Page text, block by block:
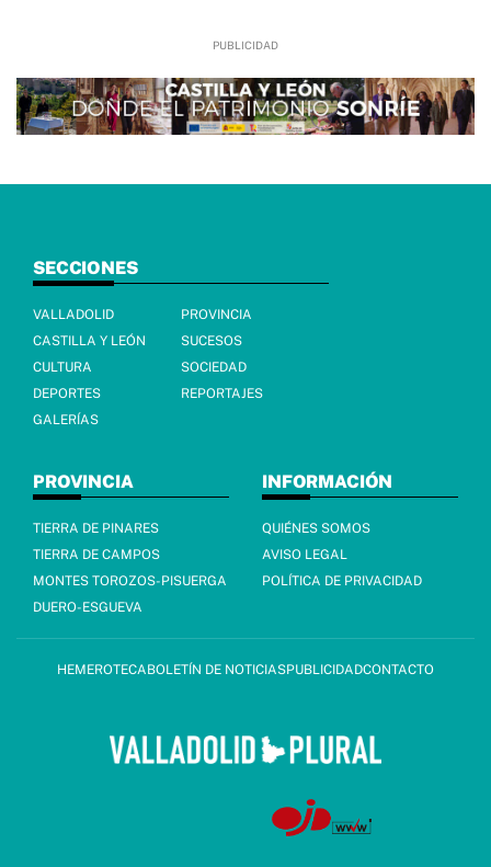
SECCIONES
VALLADOLID
PROVINCIA
CASTILLA Y LEÓN
SUCESOS
CULTURA
SOCIEDAD
DEPORTES
REPORTAJES
GALERÍAS
PROVINCIA
TIERRA DE PINARES
TIERRA DE CAMPOS
MONTES TOROZOS-PISUERGA
DUERO-ESGUEVA
INFORMACIÓN
QUIÉNES SOMOS
AVISO LEGAL
POLÍTICA DE PRIVACIDAD
HEMEROTECABOLETÍN DE NOTICIASPUBLICIDADCONTACTO